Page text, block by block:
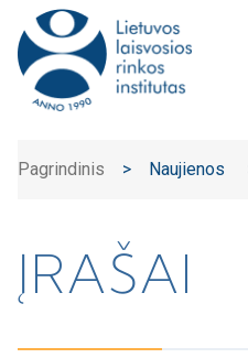
Pagrindinis > Naujienos
ĮRAŠAI